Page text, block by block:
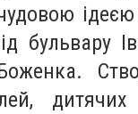
бульвару
дитячих